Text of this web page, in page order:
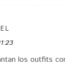
los outfits